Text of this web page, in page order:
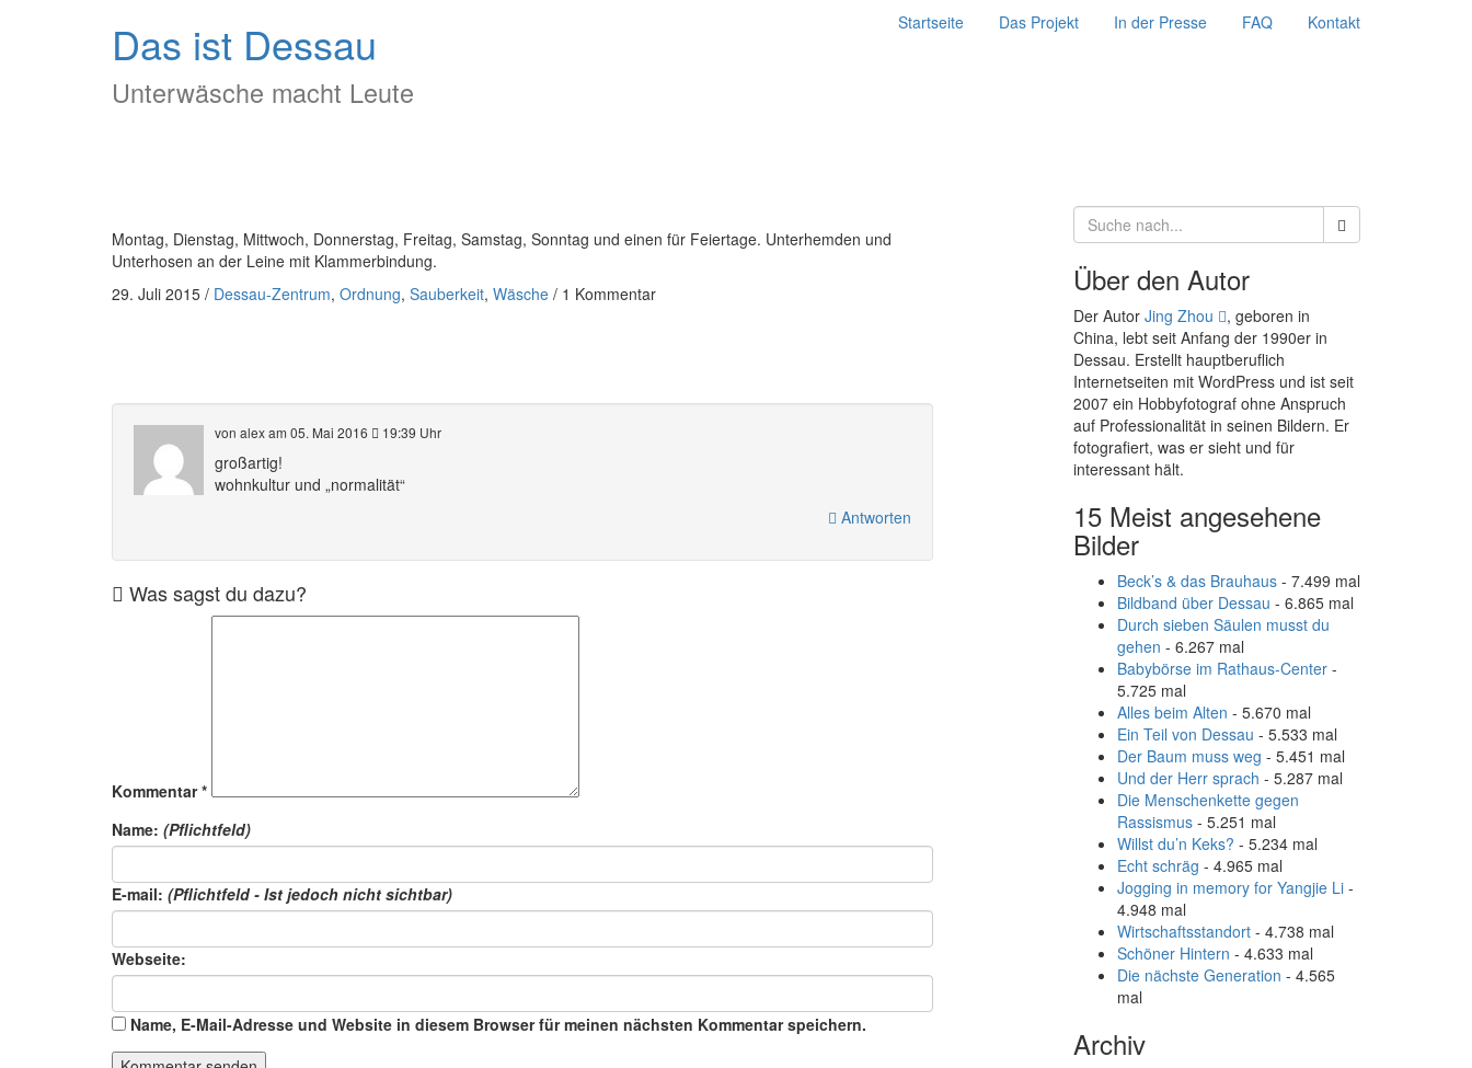
Das ist Dessau
Unterwäsche macht Leute
Startseite Das Projekt In der Presse FAQ Kontakt
Montag, Dienstag, Mittwoch, Donnerstag, Freitag, Samstag, Sonntag und einen für Feiertage. Unterhemden und
Unterhosen an der Leine mit Klammerbindung.
29. Juli 2015 / Dessau-Zentrum, Ordnung, Sauberkeit, Wäsche / 1 Kommentar
von alexam 05. Mai 2016 19:39 Uhr
großartig!
wohnkultur und „normalität“
Antworten
Was sagst du dazu?
Kommentar*
Name: (Pflichtfeld)
E-mail: (Pflichtfeld - Ist jedoch nicht sichtbar)
Webseite:
Name, E-Mail-Adresse und Website in diesem Browser für meinen nächsten Kommentar speichern.
Über den Autor
Der Autor Jing Zhou
, geboren in
China, lebt seit Anfang der 1990er in
Dessau. Erstellt hauptberuflich
Internetseiten mit WordPress und ist seit
2007 ein Hobbyfotograf ohne Anspruch
auf Professionalität in seinen Bildern. Er
fotografiert, was er sieht und für
interessant hält.
15 Meist angesehene
Bilder
Beck’s & das Brauhaus- 7.499 mal
Bildband über Dessau - 6.865 mal
Durch sieben Säulen musst du
gehen - 6.267 mal
Babybörse im Rathaus-Center-
5.725 mal
Alles beim Alten - 5.670 mal
Ein Teil von Dessau - 5.533 mal
Der Baum muss weg - 5.451 mal
Und der Herr sprach - 5.287 mal
Die Menschenkette gegen
Rassismus- 5.251 mal
Willst du’n Keks? - 5.234 mal
Echt schräg - 4.965 mal
Jogging in memory for Yangjie Li-
4.948 mal
Wirtschaftsstandort- 4.738 mal
Schöner Hintern - 4.633 mal
Die nächste Generation - 4.565
mal
Archiv